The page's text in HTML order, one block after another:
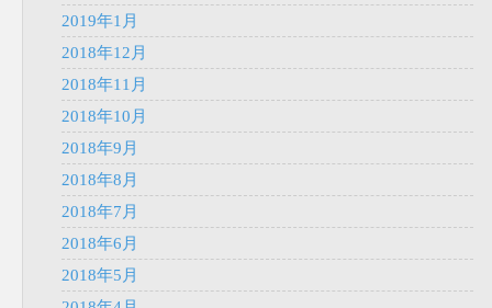
2019年1月
2018年12月
2018年11月
2018年10月
2018年9月
2018年8月
2018年7月
2018年6月
2018年5月